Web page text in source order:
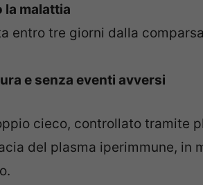
la malattia
entro tre giorni dalla
e senza eventi avversi
cieco, controllato tramite
del plasma iperimmune, in